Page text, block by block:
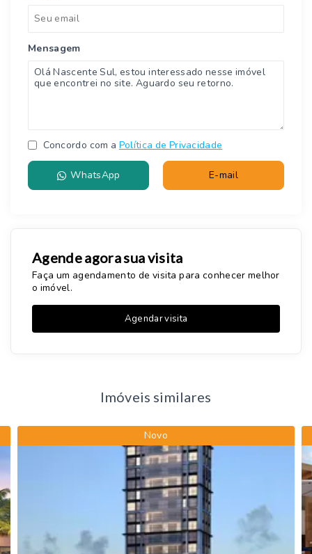
Mensagem
Concordo com a Política de Privacidade
WhatsApp E-mail
Agende agora sua visita
Faça um agendamento de visita para conhecer melhor
o imóvel.
Agendar visita
Imóveis similares
Novo